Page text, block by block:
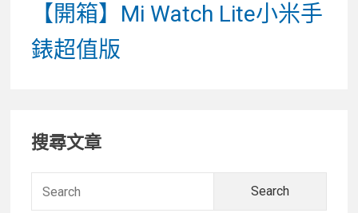
Next
post:
【開箱】Mi Watch Lite小米手
錶超值版
Primary
Sidebar
搜尋文章